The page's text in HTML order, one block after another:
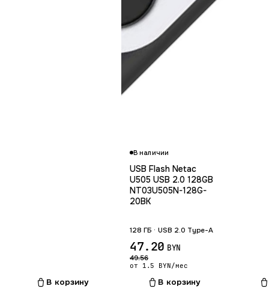
В корзину
В наличии
USB Flash Netac
U505 USB 2.0 128GB
NT03U505N-128G-
20BK
128 ГБ · USB 2.0 Type-A
47.20 BYN
49.56
от 1.5 BYN/мес
В корзину